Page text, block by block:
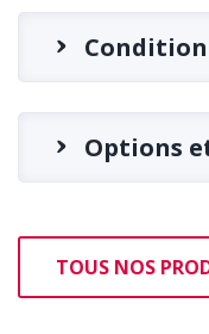
Options
TOUS NOS